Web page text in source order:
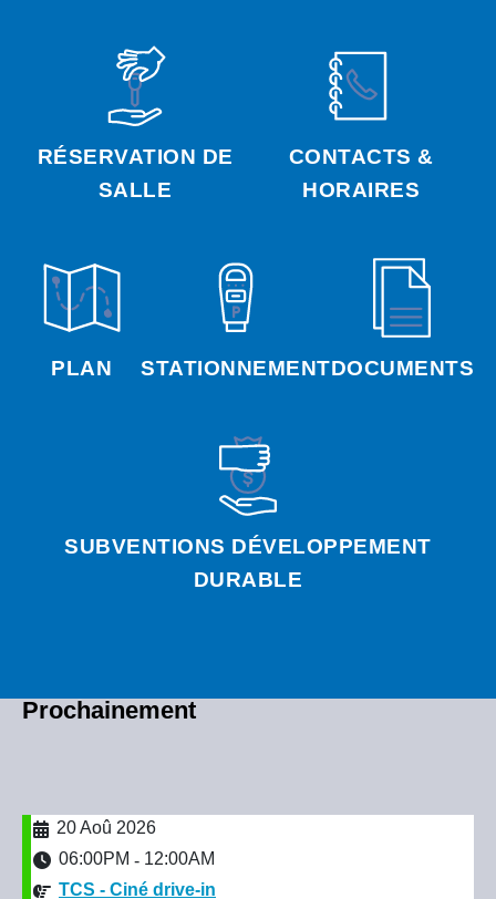
RÉSERVATION DE
SALLE
CONTACTS &
HORAIRES
PLAN STATIONNEMENTDOCUMENTS
SUBVENTIONS DÉVELOPPEMENT
DURABLE
Prochainement
20 Aoû 2026
06:00PM - 12:00AM
TCS - Ciné drive-in